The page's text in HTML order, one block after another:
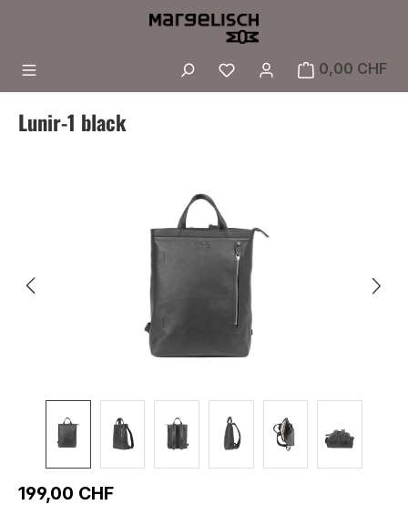
Zum Hauptinhalt springen
Du hast 0 Produkte
0,00 CHF
Lunir-1 black
Regulärer Preis:
199,00 CHF